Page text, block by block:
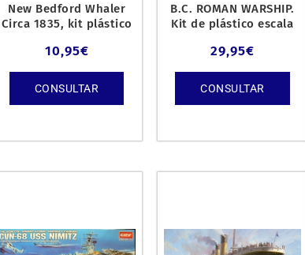
New Bedford Whaler
Circa 1835, kit plástico
10,95€
CONSULTAR
B.C. ROMAN WARSHIP.
Kit de plástico escala
29,95€
CONSULTAR